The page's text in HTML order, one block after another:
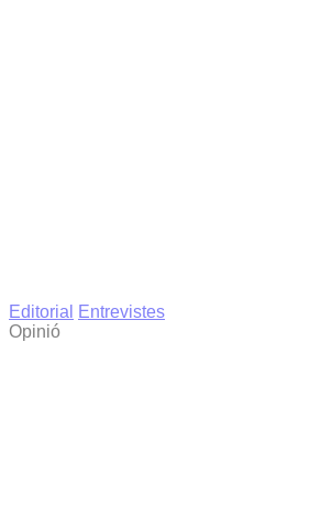
Editorial
Entrevistes
Opinió